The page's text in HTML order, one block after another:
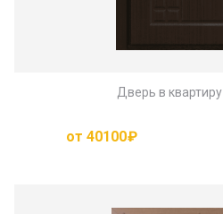
Дверь в квартиру
от 40100₽